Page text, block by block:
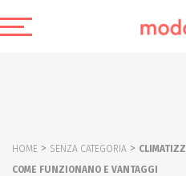
HOME > SENZA CATEGORIA >
COME FUNZIONANO E VANTAGGI